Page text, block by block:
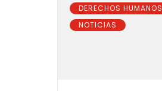
DERECHOS HUMANOS
NOTICIAS